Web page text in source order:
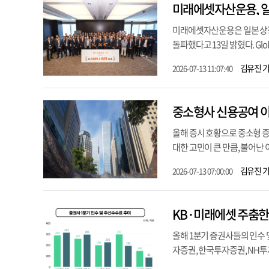
미래에셋자산운용,
미래에셋자산운용은 일본
돌파했다고 13일 밝혔다.
2026-07-13 11:07:40 김유진
중소형사 신용공여
올해 증시 호황으로 중소형
대한 고민이 큰 만큼, 불어난
2026-07-13 07:00:00 김유진
KB·미래에셋 주춤
올해 1분기 증권사들의 인수
자증권, 한국투자증권, NH